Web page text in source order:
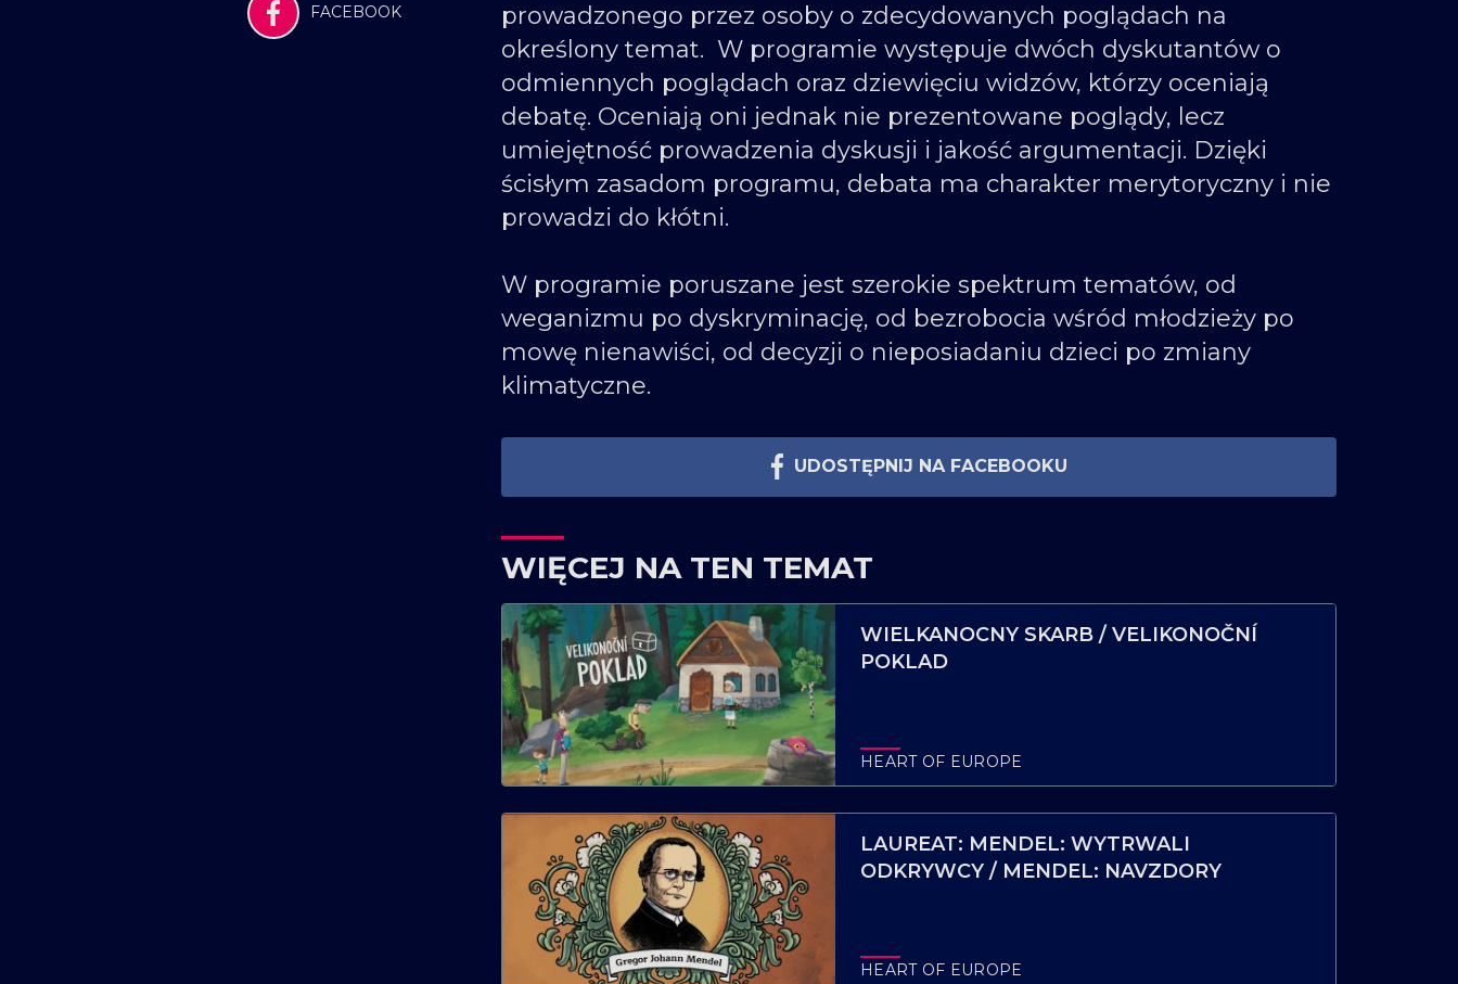
FACEBOOK
prowadzonego przez osoby o zdecydowanych poglądach na
określony temat. W programie występuje dwóch dyskutantów o
odmiennych poglądach oraz dziewięciu widzów, którzy oceniają
debatę. Oceniają oni jednak nie prezentowane poglądy, lecz
umiejętność prowadzenia dyskusji i jakość argumentacji. Dzięki
ścisłym zasadom programu, debata ma charakter merytoryczny i nie
prowadzi do kłótni.
W programie poruszane jest szerokie spektrum tematów, od
weganizmu po dyskryminację, od bezrobocia wśród młodzieży po
mowę nienawiści, od decyzji o nieposiadaniu dzieci po zmiany
klimatyczne.
UDOSTĘPNIJ NA FACEBOOKU
WIĘCEJ NA TEN TEMAT
WIELKANOCNY SKARB / VELIKONOČNÍ
POKLAD
HEART OF EUROPE
LAUREAT: MENDEL: WYTRWALI
ODKRYWCY / MENDEL: NAVZDORY
HEART OF EUROPE